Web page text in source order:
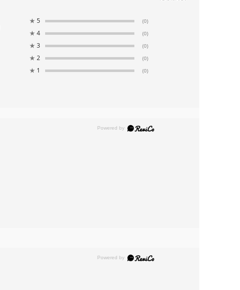
★ 5 (0)
★ 4 (0)
★ 3 (0)
★ 2 (0)
★ 1 (0)